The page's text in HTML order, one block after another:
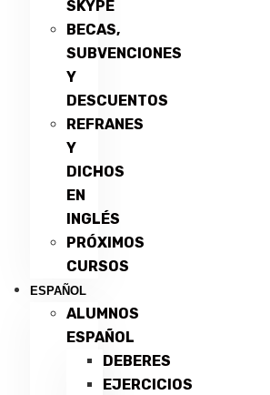
SKYPE
BECAS,
SUBVENCIONES
Y
DESCUENTOS
REFRANES
Y
DICHOS
EN
INGLÉS
PRÓXIMOS
CURSOS
ESPAÑOL
ALUMNOS
ESPAÑOL
DEBERES
EJERCICIOS